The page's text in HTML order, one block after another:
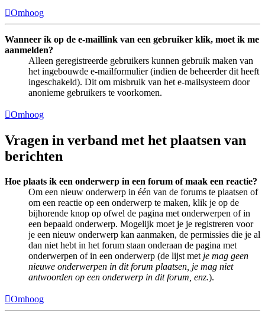
Omhoog
Wanneer ik op de e-maillink van een gebruiker klik, moet ik me
aanmelden?
Alleen geregistreerde gebruikers kunnen gebruik maken van
het ingebouwde e-mailformulier (indien de beheerder dit heeft
ingeschakeld). Dit om misbruik van het e-mailsysteem door
anonieme gebruikers te voorkomen.
Omhoog
Vragen in verband met het plaatsen van
berichten
Hoe plaats ik een onderwerp in een forum of maak een reactie?
Om een nieuw onderwerp in één van de forums te plaatsen of
om een reactie op een onderwerp te maken, klik je op de
bijhorende knop op ofwel de pagina met onderwerpen of in
een bepaald onderwerp. Mogelijk moet je je registreren voor
je een nieuw onderwerp kan aanmaken, de permissies die je al
dan niet hebt in het forum staan onderaan de pagina met
onderwerpen of in een onderwerp (de lijst met je mag geen
nieuwe onderwerpen in dit forum plaatsen, je mag niet
antwoorden op een onderwerp in dit forum, enz.).
Omhoog